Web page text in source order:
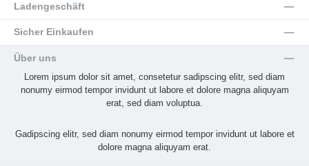
Ladengeschäft
Sicher Einkaufen
Über uns
Lorem ipsum dolor sit amet, consetetur sadipscing elitr, sed diam
nonumy eirmod tempor invidunt ut labore et dolore magna aliquyam
erat, sed diam voluptua.
Gadipscing elitr, sed diam nonumy eirmod tempor invidunt ut labore et
dolore magna aliquyam erat.